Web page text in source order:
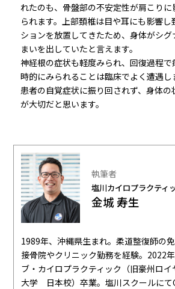
れたのも、骨盤部の不安定性が肩こり
られます。上部頚椎は目や耳にも影響
ションを放置してきたため、身体がシ
まいを出していたと言えます。
神経根の症状も軽度みられ、回復過程
時的にみられることは臨床でよく遭遇し
患者の自覚症状に振り回されず、身体の
が大切だと思います。
執筆者
塩川カイロプラクティ
金城 寿生
1989年、沖縄県生まれ。柔道整復師の免
接骨院やクリニック勤務を経験。2022
ブ・カイロプラクティック（旧豪州ロ
大学 日本校）卒業。塩川スクールに